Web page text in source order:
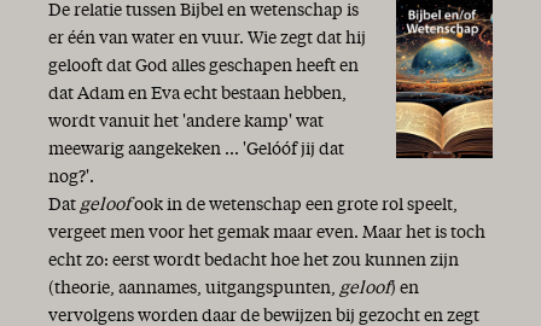
Het Wonder van het Zaad
Van kruis naar kroon
De levende Steen
Bagage voor onderweg
Tweemaal bij name genoemd
Het Wonder van het Licht
BIJBEL en/of WETENSCHAP
Psalm 4 – Een avondlied
De relatie tussen Bijbel en wetenschap is
er één van water en vuur. Wie zegt dat hij
gelooft dat God alles geschapen heeft en
dat Adam en Eva echt bestaan hebben,
wordt vanuit het 'andere kamp' wat
meewarig aangekeken ... 'Gelóóf jij dat
nog?'.
Dat geloofook in de wetenschap een grote rol speelt,
vergeet men voor het gemak maar even. Maar het is toch
echt zo: eerst wordt bedacht hoe het zou kunnen zijn
(theorie, aannames, uitgangspunten, geloof) en
vervolgens worden daar de bewijzen bij gezocht en zegt